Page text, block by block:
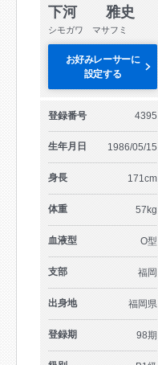
下河 雅史
シモガワ マサフミ
お好みレーサーに
設定する
登録番号 4395
生年月日 1986/05/15
身長 171cm
体重 57kg
血液型 O型
支部 福岡
出身地 福岡県
登録期 98期